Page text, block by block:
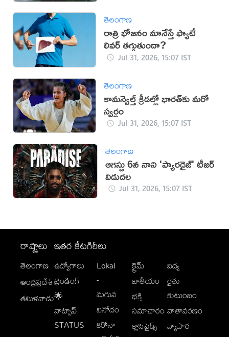
తెలంగాణ
రాత్రి భోజనం మానేస్తే ఫ్యాటీ
లివర్ తగ్గుతుందా?
Jul 31, 2026, 15:07 IST
తెలంగాణ
కామన్వెల్త్ క్రీడల్లో భారత్‌కు మరో
స్వర్ణం
Jul 31, 2026, 15:07 IST
తెలంగాణ
ఆగస్టు 6న నాని 'ప్యారడైజ్' టీజర్
విడుదల
Jul 31, 2026, 15:07 IST
రాష్ట్రాలు
తెలంగాణ
ఆంధ్రప్రదేశ్
తమిళనాడు
ఇతర కేటగిరీలు
ఉద్యోగాలు
ట్రెండింగ్
🌟
వాట్సాప్
STATUS
Lokal
-
మగువ
వినోదం
కరోనా
క్రైమ్
జాతీయం
భక్తి
సమాచారం
క్లాసిఫైడ్స్
విద్య
రైతు
కుటుంబం
వాతావరణం
వ్యాపార